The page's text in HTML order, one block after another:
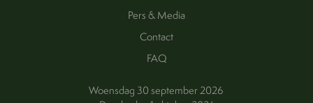
Pers & Media
Contact
FAQ
Woensdag 30 september 2026